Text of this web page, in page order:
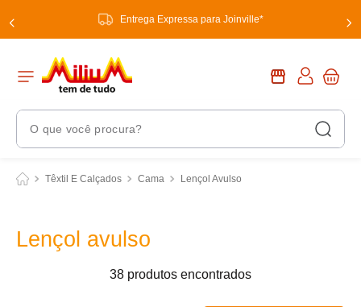
Entrega Expressa para Joinville*
O que você procura?
Têxtil E Calçados Cama Lençol Avulso
Lençol avulso
38 produtos
Termos Mais Buscados
2º